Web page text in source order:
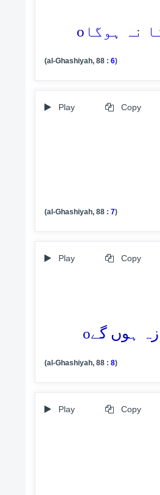
o
(al-Ghashiyah, 88 : 6)
Play Copy
(al-Ghashiyah, 88 : 7)
Play Copy
o
(al-Ghashiyah, 88 : 8)
Play Copy